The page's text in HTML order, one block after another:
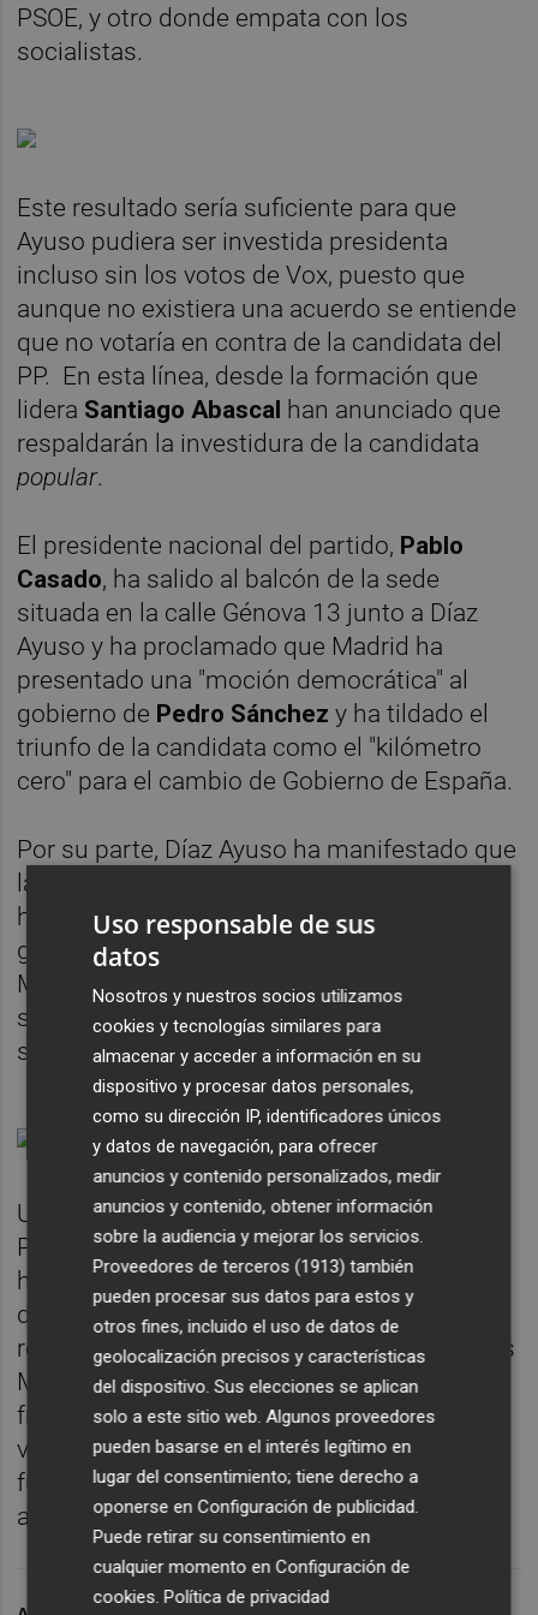
PSOE, y otro donde empata con los
socialistas.
Este resultado sería suficiente para que
Ayuso pudiera ser investida presidenta
incluso sin los votos de Vox, puesto que
aunque no existiera una acuerdo se entiende
que no votaría en contra de la candidata del
PP. En esta línea, desde la formación que
lidera Santiago Abascal han anunciado que
respaldarán la investidura de la candidata
popular.
El presidente nacional del partido, Pablo
Casado, ha salido al balcón de la sede
situada en la calle Génova 13 junto a Díaz
Ayuso y ha proclamado que Madrid ha
presentado una "moción democrática" al
gobierno de Pedro Sánchez y ha tildado el
triunfo de la candidata como el "kilómetro
cero" para el cambio de Gobierno de España.
Por su parte, Díaz Ayuso ha manifestado que
la libertad -uno de sus lemas de campaña-
ha "triunfado" y ha coincidido en que el
gobierno de la "hipocresía" que habita en
Moncloa tiene "los días contados". "El
sanchismo no puede entrar en Madrid", ha
sentenciado.
Uno de los grandes derrotados ha sido el
PSOE encabezado porÁngel Gabilondo
ha pasado de 37 escaños a tan solo 24
diputados, viéndose empatado en
representantes y superado en votos por Más
Madrid, con la candidataMónica García
frente. Ciudadanos ha sufrido un terrible
varapalo perdiendo sus 26 parlamentarios y
fuera de la Asamblea de Madrid al no
alcanzar el 5%.
Uso responsable de sus
datos
Nosotros y nuestros socios utilizamos
cookies y tecnologías similares para
almacenar y acceder a información en su
dispositivo y procesar datos personales,
como su dirección IP, identificadores únicos
y datos de navegación, para ofrecer
anuncios y contenido personalizados, medir
anuncios y contenido, obtener información
sobre la audiencia y mejorar los servicios.
Proveedores de terceros (1913) también
pueden procesar sus datos para estos y
otros fines, incluido el uso de datos de
geolocalización precisos y características
del dispositivo. Sus elecciones se aplican
solo a este sitio web. Algunos proveedores
pueden basarse en el interés legítimo en
lugar del consentimiento; tiene derecho a
oponerse enConfiguración de publicidad.
Puede retirar su consentimiento en
cualquier momento enConfiguración de
cookies.Política de privacidad